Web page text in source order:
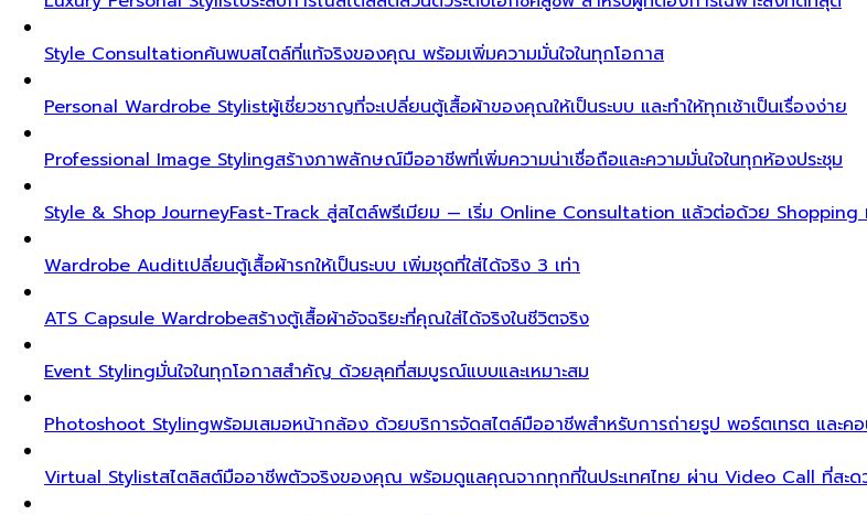
Style Consultationค้นพบสไตล์ที่แท้จริงของคุณ พร้อมเพิ่มความมั่นใจในทุกโอกาส
Personal Wardrobe Stylistผู้เชี่ยวชาญที่จะเปลี่ยนตู้เสื้อผ้าของคุณให้เป็นระบบ และทำให้ทุกเช้าเป็นเรื่องง่าย
Professional Image Stylingสร้างภาพลักษณ์มืออาชีพที่เพิ่มความน่าเชื่อถือและความมั่นใจในทุกห้องประชุม
Style & Shop JourneyFast-Track สู่สไตล์พรีเมียม — เริ่ม Online Consultation แล้วต่อด้วย Shopping
Wardrobe Auditเปลี่ยนตู้เสื้อผ้ารกให้เป็นระบบ เพิ่มชุดที่ใส่ได้จริง 3 เท่า
ATS Capsule Wardrobeสร้างตู้เสื้อผ้าอัจฉริยะที่คุณใส่ได้จริงในชีวิตจริง
Event Stylingมั่นใจในทุกโอกาสสำคัญ ด้วยลุคที่สมบูรณ์แบบและเหมาะสม
Photoshoot Stylingพร้อมเสมอหน้ากล้อง ด้วยบริการจัดสไตล์มืออาชีพสำหรับการถ่ายรูป พอร์ตเทรต และค
Virtual Stylistสไตลิสต์มืออาชีพตัวจริงของคุณ พร้อมดูแลคุณจากทุกที่ในประเทศไทย ผ่าน Video Call ที่สะ